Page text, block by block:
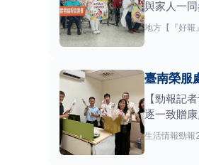
與家人一
地方 【『好
臺南榮服
【勁報記
逐一致贈
除致上節
生活情報勁報